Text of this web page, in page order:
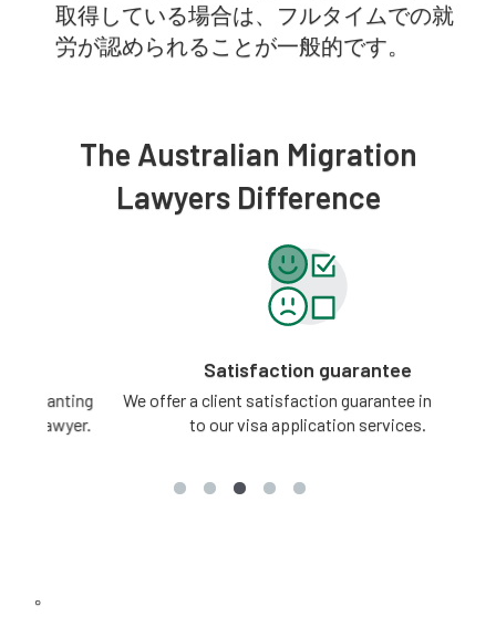
取得している場合は、フルタイムでの就
労が認められることが一般的です。
The Australian Migration
Lawyers Difference
Satisfaction guarantee
We offer a client satisfaction guarantee in relation
to our visa application services.
。